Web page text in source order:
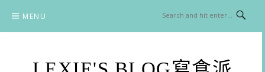
content
MENU